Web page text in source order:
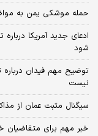
حمله موشکی یمن به
ادعای جدید آمریکا
شود
نیست
سیگنال‌ مثبت عمان از
خبر مهم برای متقاضیان خرید